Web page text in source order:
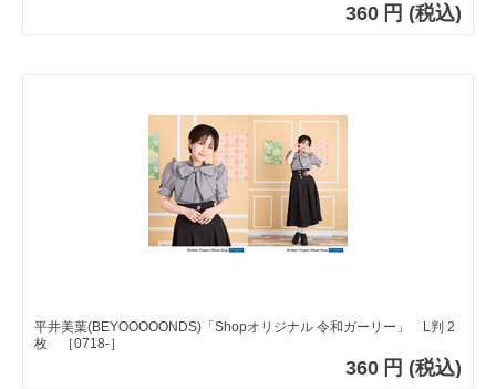
360 円 (税込)
平井美葉(BEYOOOOONDS)「Shopオリジナル 令和ガーリー」 L判 2
枚 ［0718-］
360 円 (税込)